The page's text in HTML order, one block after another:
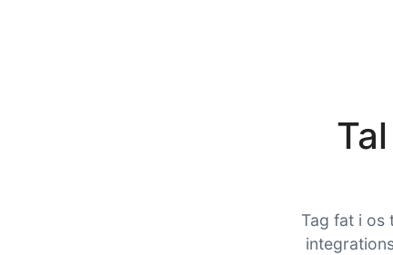
Tag fat i os